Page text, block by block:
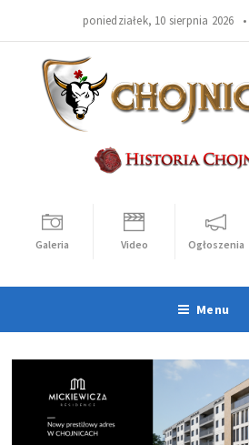
poniedziałek, 10 sierpnia 2026 •
Galeria Video Ogłoszenia
Menu